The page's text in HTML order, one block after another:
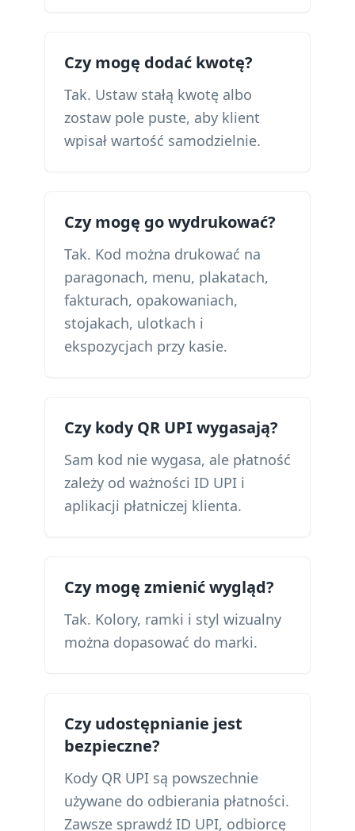
Czy mogę dodać kwotę?
Tak. Ustaw stałą kwotę albo
zostaw pole puste, aby klient
wpisał wartość samodzielnie.
Czy mogę go wydrukować?
Tak. Kod można drukować na
paragonach, menu, plakatach,
fakturach, opakowaniach,
stojakach, ulotkach i
ekspozycjach przy kasie.
Czy kody QR UPI wygasają?
Sam kod nie wygasa, ale płatność
zależy od ważności ID UPI i
aplikacji płatniczej klienta.
Czy mogę zmienić wygląd?
Tak. Kolory, ramki i styl wizualny
można dopasować do marki.
Czy udostępnianie jest
bezpieczne?
Kody QR UPI są powszechnie
używane do odbierania płatności.
Zawsze sprawdź ID UPI, odbiorcę